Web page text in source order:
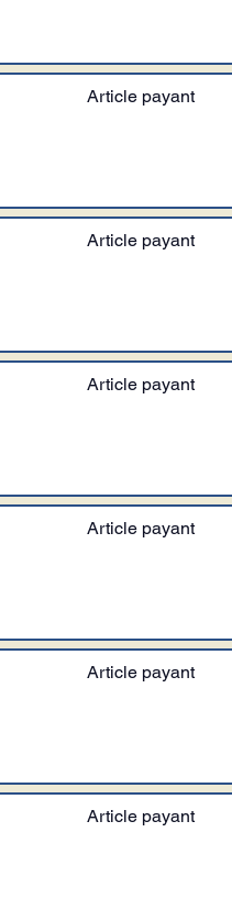
Article payant
Article payant
Article payant
Article payant
Article payant
Article payant